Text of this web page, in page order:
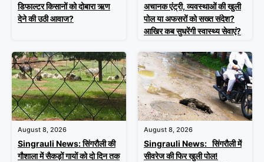
डिफाल्टर किसानों को दोबारा ऋण
देने की उठी आवाज?
अचानक एंट्री, व्यवस्थाओं की खुली
पोल या अफसरों को सख्त संदेश?
आखिर कब सुधरेंगी स्वास्थ्य सेवाएं?
August 8, 2026
Singrauli News: सिंगरौली की
गौशाला में सैकड़ों गायों को दो दिन तक
August 8, 2026
Singrauli News: सिंगरौली में
सीवरेज की फिर खुली पोल!